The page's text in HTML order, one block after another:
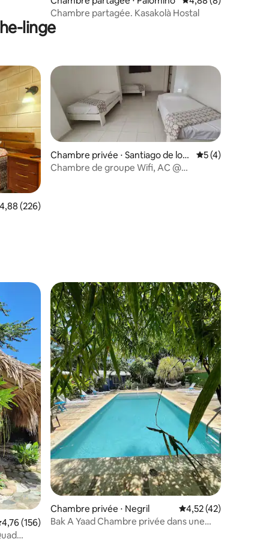
Chambre partagée. Kasakolà Hostal
linge
: 4,82 sur 5
moyenne sur la base de 226 commentaires : 4,88 sur 5
4,88 (226)
Chambre privée ⋅ Santiago de los
Caballeros
Évaluation
5 (4)
Chambre de groupe Wifi, AC @
moyenne sur la base de 156 commentaires : 4,76 sur 5
4,76 (156)
Chambre privée ⋅ Negril Évaluation moyenne
4,52 (42)
Bak A Yaad Chambre privée dans une